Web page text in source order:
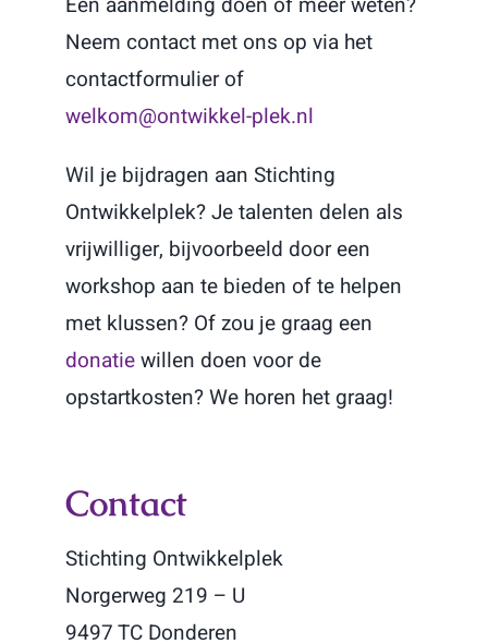
Neem contact met ons op via het
contactformulier of
welkom@ontwikkel-plek.nl
Wil je bijdragen aan Stichting
Ontwikkelplek? Je talenten delen als
vrijwilliger, bijvoorbeeld door een
workshop aan te bieden of te helpen
met klussen? Of zou je graag een
donatiewillen doen voor de
opstartkosten? We horen het graag!
Contact
Stichting Ontwikkelplek
Norgerweg 219 – U
9497 TC Donderen